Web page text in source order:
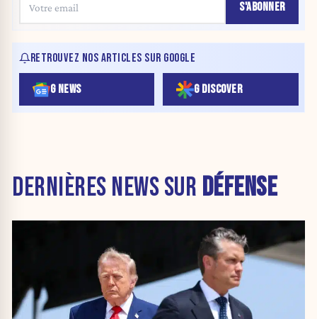
S'ABONNER
RETROUVEZ NOS ARTICLES SUR GOOGLE
G NEWS G DISCOVER
DERNIÈRES NEWS SUR DÉFENSE